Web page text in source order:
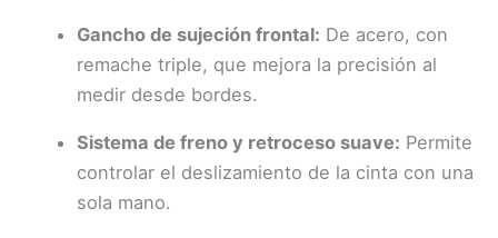
Gancho de sujeción frontal: De acero, con
remache triple, que mejora la precisión al
medir desde bordes.
Sistema de freno y retroceso suave: Permite
controlar el deslizamiento de la cinta con una
sola mano.